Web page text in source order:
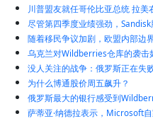
川普盟友就任哥伦比亚总统 拉美
尽管第四季度业绩强劲，
随着移民争议加剧，欧盟内部边
乌克兰对Wildberries仓库的袭击
没人关注的战争：俄罗斯正在失
为什么博通股价周五飙升？
俄罗斯最大的银行感受到
萨蒂亚·纳德拉表示，Microsoft